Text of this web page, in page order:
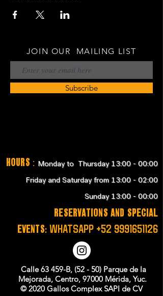
JOIN OUR MAILING LIST
Subscribe
Hours : Monday to Thursday 13:00 - 00:00
Friday and Saturday from 13:00 - 02:00
Sunday 13:00 - 00:00
RESERVATIONS and SPECIAL
EVENTS: WHATSAPP +52 9991651126
Calle 63 459-B, (52 - 50) Parque de la
Mejorada, Centro, 97000 Mérida, Yuc.
© 2020 Gallos Complex SAPI de CV